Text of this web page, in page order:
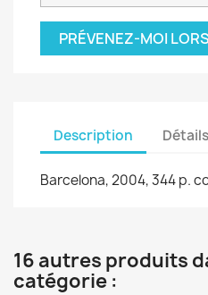
PRÉVENEZ-MOI
Description
Barcelona, 2004, 344 p.
16 autres produits
catégorie :